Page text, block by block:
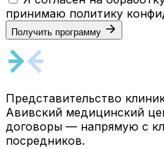
принимаю политику
Получить программу
Представительство
Авивский медицинский
договоры — напрямую с
посредников.